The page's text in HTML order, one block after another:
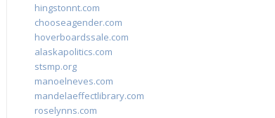
hingstonnt.com
chooseagender.com
hoverboardssale.com
alaskapolitics.com
stsmp.org
manoelneves.com
mandelaeffectlibrary.com
roselynns.com